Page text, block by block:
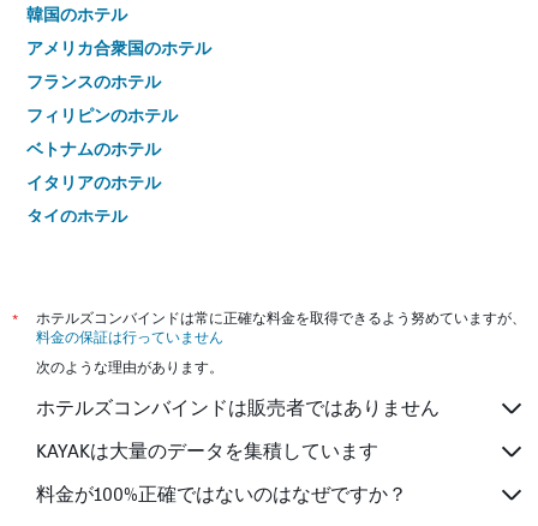
韓国のホテル
アメリカ合衆国のホテル
フランスのホテル
フィリピンのホテル
ベトナムのホテル
イタリアのホテル
タイのホテル
*
ホテルズコンバインドは常に正確な料金を取得できるよう努めていますが、
料金の保証は行っていません
次のような理由があります。
ホテルズコンバインドは販売者ではありません
KAYAKは大量のデータを集積しています
料金が100%正確ではないのはなぜですか？